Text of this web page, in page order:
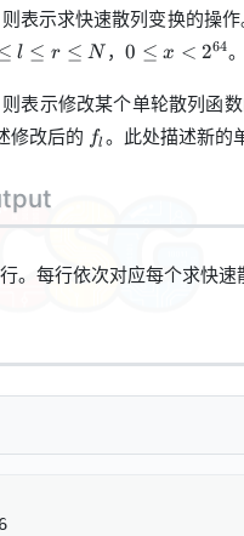
则表示求快速散列变换的操
l ≤ r ≤ N ，0\le
x<2^{64}
0 ≤ x < 264。
则表示修改某个单轮散列函
修改后的 f_l
fl 。此处描述新的
行。每行依次对应每个求快速